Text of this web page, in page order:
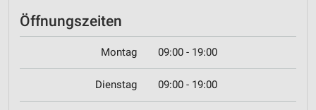
Öffnungszeiten
Montag 09:00 - 19:00
Dienstag 09:00 - 19:00